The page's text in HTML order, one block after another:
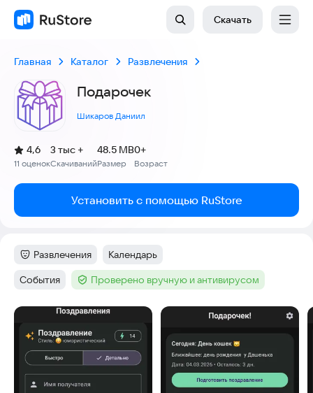
Скачать
Главная Каталог Развлечения
Подарочек
Шикаров Даниил
Рейтинг:
4,6
(
11 оценок
)
Скачиваний
3 тыс +
Размер
48.5 MB
Возраст
0+
Установить с помощью RuStore
Категория:
Развлечения Тег:
Календарь
Тег:
События Тег :Проверено вручную и антивирусом
Скриншоты